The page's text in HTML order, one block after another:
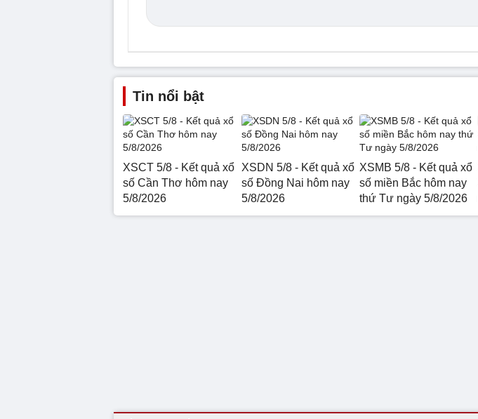
Tin nổi bật
XSCT 5/8 - Kết quả xổ
số Cần Thơ hôm nay
5/8/2026
XSDN 5/8 - Kết quả xổ
số Đồng Nai hôm nay
5/8/2026
XSMB 5/8 - Kết quả xổ
số miền Bắc hôm nay
thứ Tư ngày 5/8/2026